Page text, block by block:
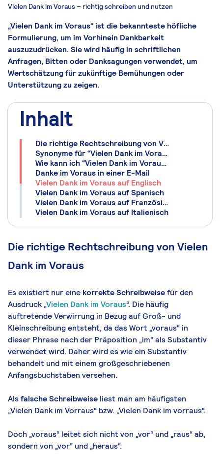
Vielen Dank im Voraus – richtig schreiben und nutzen
„Vielen Dank im Voraus“ ist die bekannteste höfliche
Formulierung, um im Vorhinein Dankbarkeit
auszuzudrücken. Sie wird häufig in schriftlichen
Anfragen, Bitten oder Danksagungen verwendet, um
Wertschätzung für zukünftige Bemühungen oder
Unterstützung zu zeigen.
Inhalt
Die richtige Rechtschreibung von Vielen Dank im Voraus
Synonyme für “Vielen Dank im Voraus”
Wie kann ich “Vielen Dank im Voraus” besser formulieren?
Danke im Voraus in einer E-Mail
Vielen Dank im Voraus auf Englisch
Vielen Dank im Voraus auf Spanisch
Vielen Dank im Voraus auf Französisch
Vielen Dank im Voraus auf Italienisch
Die richtige Rechtschreibung von Vielen
Dank im Voraus
Es existiert nur eine korrekte Schreibweisefür den
Ausdruck „Vielen Dank im Voraus“. Die häufig
auftretende Verwirrung in Bezug auf Groß- und
Kleinschreibung entsteht, da das Wort „voraus“ in
dieser Phrase nach der Präposition „im“ als Substantiv
verwendet wird. Daher wird es wie ein Substantiv
behandelt und mit einem großgeschriebenen
Anfangsbuchstaben versehen.
Alsfalsche Schreibweise liest man am häufigsten
„Vielen Dank im Vorraus“ bzw. „Vielen Dank im vorraus“.
Doch „voraus“ leitet sich nicht von „vor“ und „raus“ ab,
sondern von „vor“ und „heraus“.